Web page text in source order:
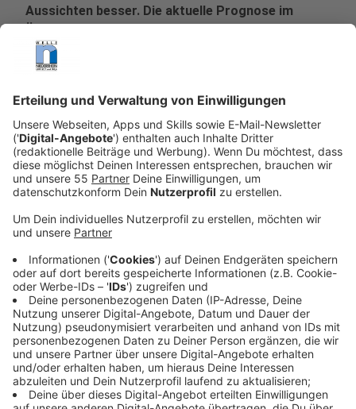
Aussichten besser. Die aktuelle Prognose im
Veröffentlicht:
Anzeige
Die Wirtschaft in Nordrhein-Westfalen steht nach
Einschätzung der IHK NRW derzeit "zwischen Hoffen
und Bangen". "Aktuell ist die Lage in vielen
Unternehmen angespannt, in Teilen sogar kritisch",
sagte der Präsident der
Handelskammer Nordrhein-Westfalen (IHK NRW), Ralf
Stoffels in Düsseldorf laut einer Mitteilung. Zwar habe
ein weiteres Abrutschen der Konjunktur im
Frühsommer verhindert werden können. Doch bleibe
die Wettbewerbssituation und das
weltwirtschaftliche Umfeld unberechenbar.
Anlass für die Analyse war die Vorstellung des zweiten
Konjunkturberichts durch dasRWI - Leibniz-Institut für